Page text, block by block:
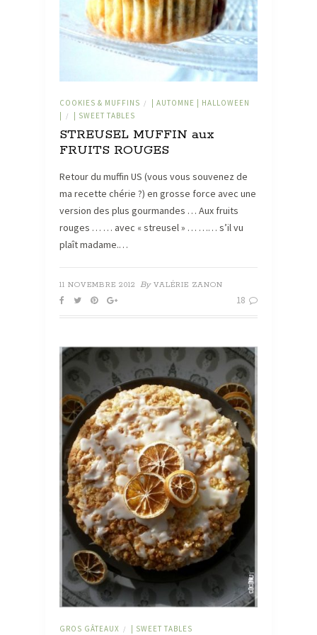
COOKIES & MUFFINS /
| AUTOMNE | HALLOWEEN
/ | SWEET TABLES
STREUSEL MUFFIN aux
FRUITS ROUGES
Retour du muffin US (vous vous souvenez de
ma recette chérie ?) en grosse force avec une
version des plus gourmandes … Aux fruits
rouges … … avec « streusel » … …… s’il vu
plaît madame.…
11 NOVEMBRE 2012 By VALÉRIE ZANON
18
GROS GÂTEAUX / | SWEET TABLES